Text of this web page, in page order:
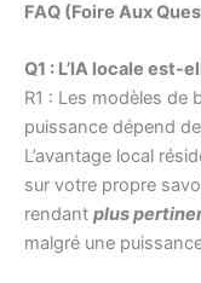
FAQ (Foire Aux
Q1 : L’IA locale est-
R1 : Les modèles de
puissance dépend
L’avantage local
sur votre propre
rendant plus
malgré une